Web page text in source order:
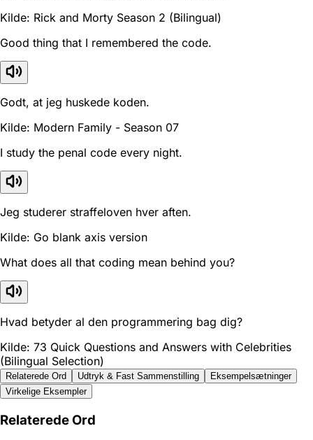
Kilde: Rick and Morty Season 2 (Bilingual)
Good thing that I remembered the code.
Godt, at jeg huskede koden.
Kilde: Modern Family - Season 07
I study the penal code every night.
Jeg studerer straffeloven hver aften.
Kilde: Go blank axis version
What does all that coding mean behind you?
Hvad betyder al den programmering bag dig?
Kilde: 73 Quick Questions and Answers with Celebrities
(Bilingual Selection)
Relaterede Ord Udtryk & Fast Sammenstilling
Eksempelsætninger
Virkelige Eksempler
Relaterede Ord